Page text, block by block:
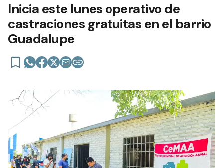
Inicia este lunes operativo de
castraciones gratuitas en el barrio
Guadalupe